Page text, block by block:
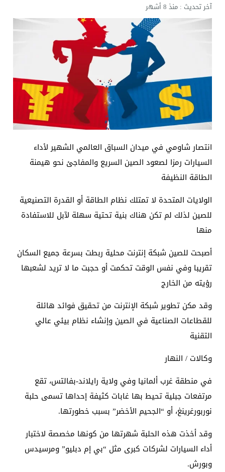
الإعلام والاتصالات تتوعد بإجراءات قانونية: لا وكيل
آخر تحديث :منذ 8 أشهر
انتصار شاومي في ميدان السباق العالمي الشهير لأداء
السيارات رمزا لصعود الصين السريع والمفاجئ نحو هيمنة
الطاقة النظيفة
الولايات المتحدة لا تمتلك نظام الطاقة أو القدرة التصنيعية
للصين لذلك لم تكن هناك بنية تحتية سهلة لآبل للاستفادة
منها
أصبحت للصين شبكة إنترنت محلية ربطت بسرعة جميع السكان
تقريبا وفي نفس الوقت تحكمت أو حجبت ما لا تريد لشعبها
رؤيته من الخارج
وقد مكن تطوير شبكة الإنترنت من تحقيق فوائد هائلة
للقطاعات الصناعية في الصين وإنشاء نظام بيئي عالي
التقنية
وكالات / النهار
في منطقة غرب ألمانيا وفي ولاية رايلاند-بفالتس، تقع
مرتفعات جبلية تحيط بها غابات كثيفة إحداها تسمى حلبة
نوربورغرينغ، أو “الجحيم الأخضر” بسبب خطورتها.
وقد أخذت هذه الحلبة شهرتها من كونها مخصصة لاختبار
أداء السيارات لشركات كبرى مثل “بي إم دبليو” ومرسيدس
وبورش.